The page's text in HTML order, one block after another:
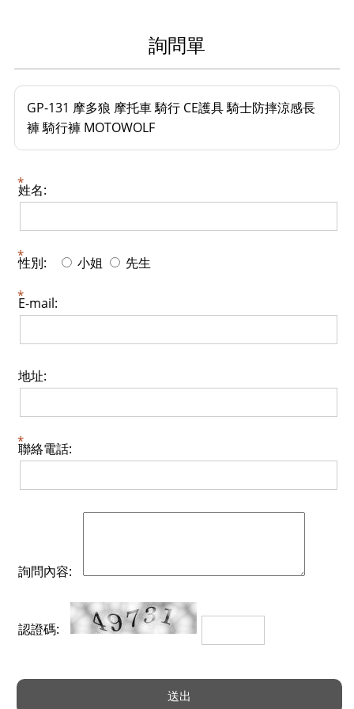
詢問單
GP-131 摩多狼 摩托車 騎行 CE護具 騎士防摔涼感長
褲 騎行褲 MOTOWOLF
姓名:
性別: 小姐 先生
E-mail:
地址:
聯絡電話:
詢問內容:
認證碼: